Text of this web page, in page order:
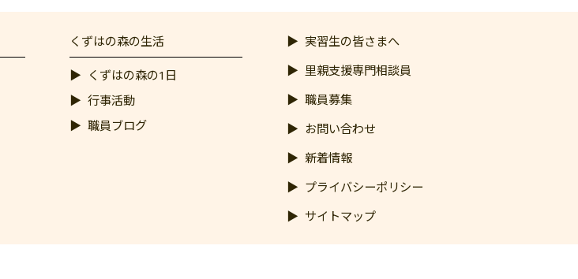
くずはの森の生活
くずはの森の1日
行事活動
職員ブログ
実習生の皆さまへ
里親支援専門相談員
職員募集
お問い合わせ
新着情報
プライバシーポリシー
サイトマップ